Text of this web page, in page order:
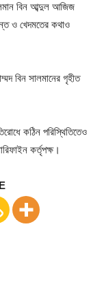
বিন আব্দুল আজিজ
ও খেদমতের কথাও
বিন সালমানের গৃহীত
কঠিন পরিস্থিতিতেও
কর্তৃপক্ষ।